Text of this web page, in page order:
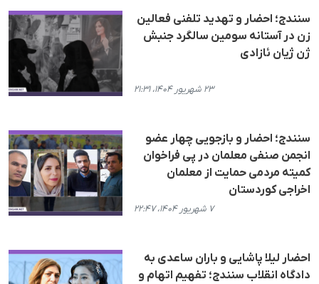
سنندج؛ احضار و تهدید تلفنی فعالین
زن در آستانه سومین سالگرد جنبش
ژن ژیان ئازادی
۲۳ شهریور ۱۴۰۴، ۲۱:۳۱
سنندج؛ احضار و بازجویی چهار عضو
انجمن صنفی معلمان در پی فراخوان
کمیته مردمی حمایت از معلمان
اخراجی کوردستان
۷ شهریور ۱۴۰۴، ۲۲:۴۷
احضار لیلا پاشایی و باران ساعدی به
دادگاه انقلاب سنندج؛ تفهیم اتهام و